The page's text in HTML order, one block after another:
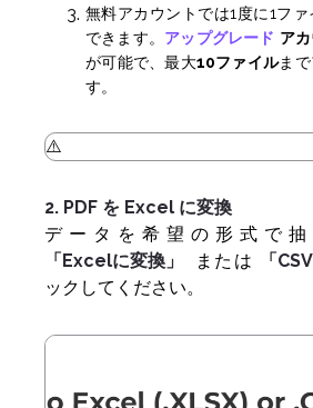
無料アカウントでは1度に1フ
できます。 アップグレード ア
が可能で、最大10ファイルま
す。
2. PDF を Excel に変換
データを希望の形式で抽
「Excelに変換」
または 「
ックしてください。